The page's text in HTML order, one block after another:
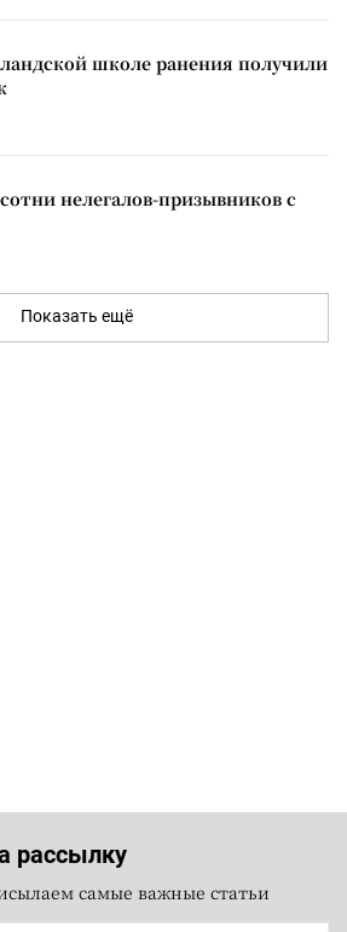
школе ранения получили
нелегалов-призывников с
Показать ещё
рассылку
самые важные статьи